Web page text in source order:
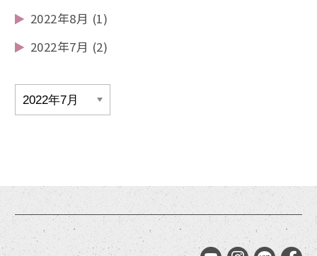
2022年8月 (1)
2022年7月 (2)